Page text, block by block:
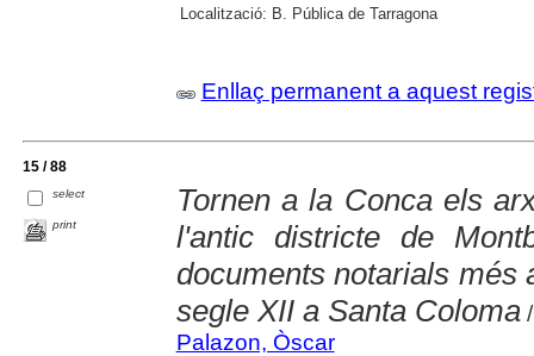
Localització: B. Pública de Tarragona
Enllaç permanent a aquest
15 / 88
select
print
Tornen a la Conca els
l'antic districte de
documents notarials més
segle XII a Santa Coloma/
Palazon, Òscar